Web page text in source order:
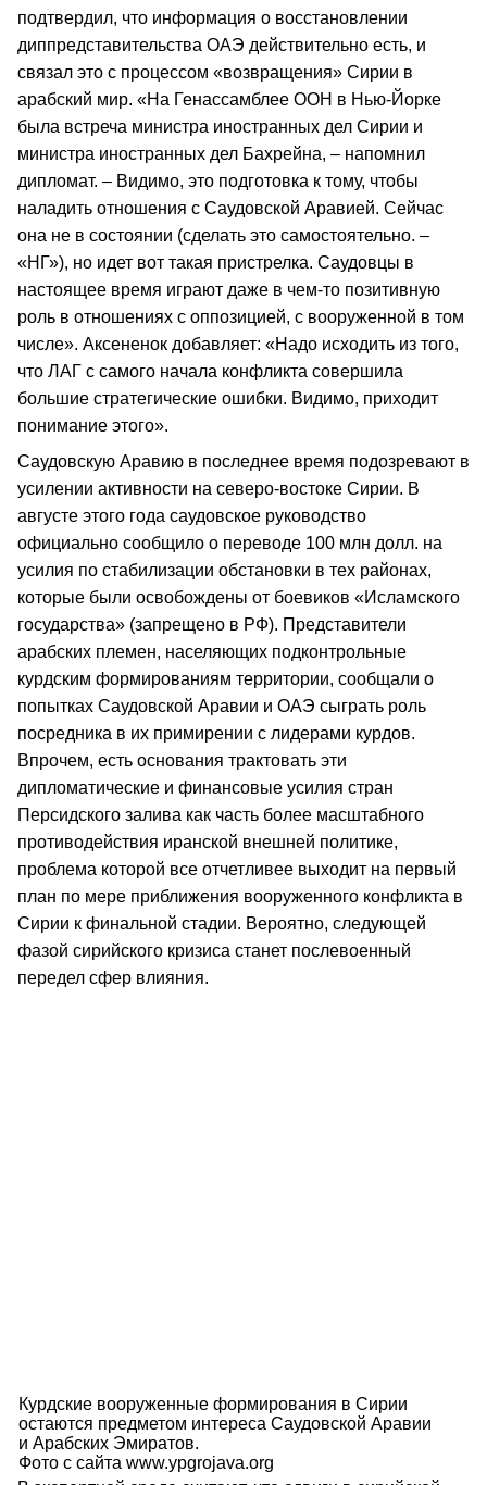
подтвердил, что информация о восстановлении
диппредставительства ОАЭ действительно есть, и
связал это с процессом «возвращения» Сирии в
арабский мир. «На Генассамблее ООН в Нью-Йорке
была встреча министра иностранных дел Сирии и
министра иностранных дел Бахрейна, – напомнил
дипломат. – Видимо, это подготовка к тому, чтобы
наладить отношения с Саудовской Аравией. Сейчас
она не в состоянии (сделать это самостоятельно. –
«НГ»), но идет вот такая пристрелка. Саудовцы в
настоящее время играют даже в чем-то позитивную
роль в отношениях с оппозицией, с вооруженной в том
числе». Аксененок добавляет: «Надо исходить из того,
что ЛАГ с самого начала конфликта совершила
большие стратегические ошибки. Видимо, приходит
понимание этого».
Саудовскую Аравию в последнее время подозревают в
усилении активности на северо-востоке Сирии. В
августе этого года саудовское руководство
официально сообщило о переводе 100 млн долл. на
усилия по стабилизации обстановки в тех районах,
которые были освобождены от боевиков «Исламского
государства» (запрещено в РФ). Представители
арабских племен, населяющих подконтрольные
курдским формированиям территории, сообщали о
попытках Саудовской Аравии и ОАЭ сыграть роль
посредника в их примирении с лидерами курдов.
Впрочем, есть основания трактовать эти
дипломатические и финансовые усилия стран
Персидского залива как часть более масштабного
противодействия иранской внешней политике,
проблема которой все отчетливее выходит на первый
план по мере приближения вооруженного конфликта в
Сирии к финальной стадии. Вероятно, следующей
фазой сирийского кризиса станет послевоенный
передел сфер влияния.
Курдские вооруженные формирования в Сирии
остаются предметом интереса Саудовской Аравии
и Арабских Эмиратов.
Фото с сайта www.ypgrojava.org